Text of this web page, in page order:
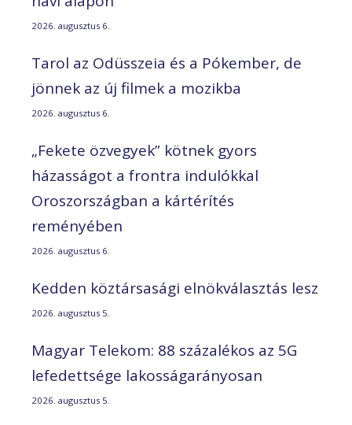
2026. augusztus 6.
Tarol az Odüsszeia és a Pókember, de
jönnek az új filmek a mozikba
2026. augusztus 6.
„Fekete özvegyek” kötnek gyors
házasságot a frontra indulókkal
Oroszországban a kártérítés
reményében
2026. augusztus 6.
Kedden köztársasági elnökválasztás lesz
2026. augusztus 5.
Magyar Telekom: 88 százalékos az 5G
lefedettsége lakosságarányosan
2026. augusztus 5.